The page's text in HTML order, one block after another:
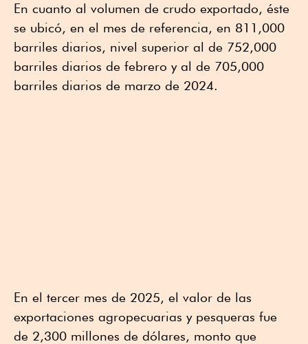
En cuanto al volumen de crudo exportado, éste
se ubicó, en el mes de referencia, en 811,000
barriles diarios, nivel superior al de 752,000
barriles diarios de febrero y al de 705,000
barriles diarios de marzo de 2024.
En el tercer mes de 2025, el valor de las
exportaciones agropecuarias y pesqueras fue
de 2,300 millones de dólares, monto que